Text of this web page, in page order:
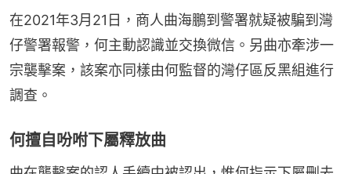
在2021年3月21日，商人曲海鵬到警署就疑被騙到灣
仔警署報警，何主動認識並交換微信。另曲亦牽涉一
宗襲擊案，該案亦同樣由何監督的灣仔區反黑組進行
調查。
何擅自吩咐下屬釋放曲